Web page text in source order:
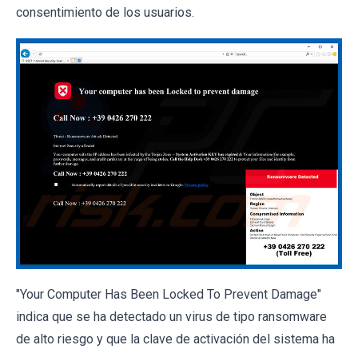
consentimiento de los usuarios.
"Your Computer Has Been Locked To Prevent Damage"
indica que se ha detectado un virus de tipo ransomware
de alto riesgo y que la clave de activación del sistema ha